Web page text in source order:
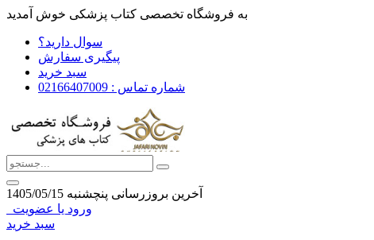
به فروشگاه تخصصی کتاب پزشکی خوش آمدید
سوال دارید؟
پیگیری سفارش
سبد خرید
شماره تماس : 02166407009
آخرین بروزرسانی پنچشنبه 1405/05/15
ورود یا عضویت
سبد خرید